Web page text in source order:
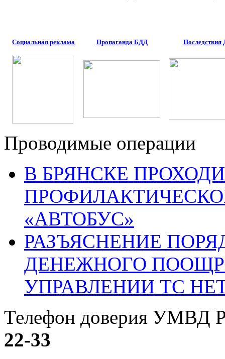
Социальная реклама Пропаганда БДД
Проводимые операции
В БРЯНСКЕ
«АВТОБУС»
РАЗЪЯСНЕНИЕ
ДЕНЕЖНОГО
УПРАВЛЕНИИ ТС
Телефон доверия УМВД
22-33